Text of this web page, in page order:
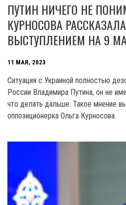
ПУТИН НИЧЕГО НЕ
КУРНОСОВА
ВЫСТУПЛЕНИЕМ НА 9
11 МАЯ, 2023
Ситуация с Украиной полностью
России Владимира Путина, он не
что делать дальше. Такое мнение
оппозиционерка Ольга Курносова.